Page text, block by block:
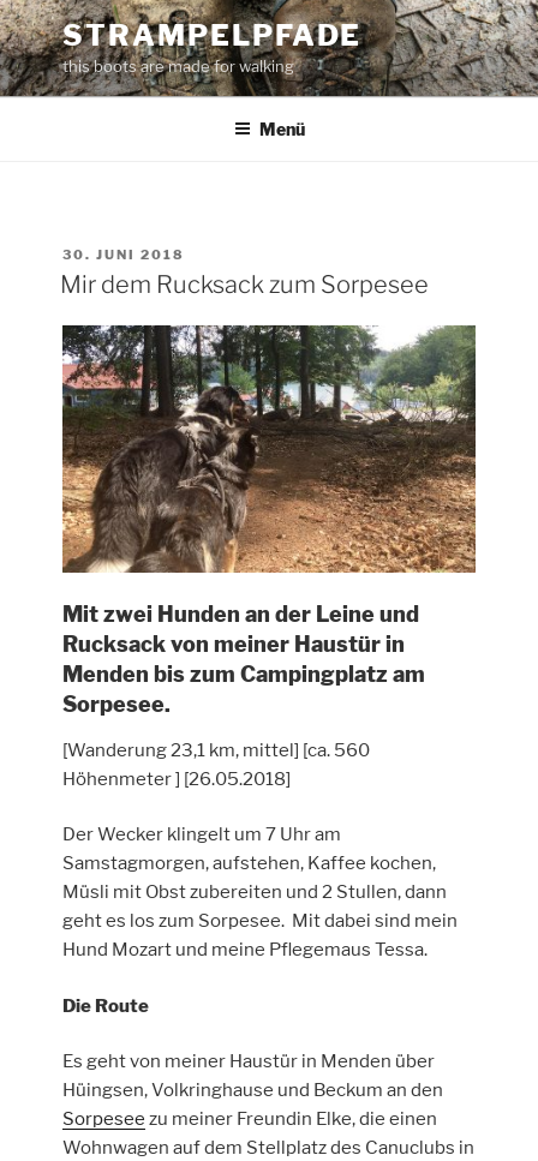
Zum
Inhalt
springen
STRAMPELPFADE
this boots are made for walking
Menü
VERÖFFENTLICHT
AM
30. JUNI 2018
Mir dem Rucksack zum Sorpesee
Mit zwei Hunden an der Leine und
Rucksack von meiner Haustür in
Menden bis zum Campingplatz am
Sorpesee.
[Wanderung 23,1 km, mittel] [ca. 560
Höhenmeter ] [26.05.2018]
Der Wecker klingelt um 7 Uhr am
Samstagmorgen, aufstehen, Kaffee kochen,
Müsli mit Obst zubereiten und 2 Stullen, dann
geht es los zum Sorpesee. Mit dabei sind mein
Hund Mozart und meine Pflegemaus Tessa.
Die Route
Es geht von meiner Haustür in Menden über
Hüingsen, Volkringhause und Beckum an den
Sorpesee zu meiner Freundin Elke, die einen
Wohnwagen auf dem Stellplatz des Canuclubs in